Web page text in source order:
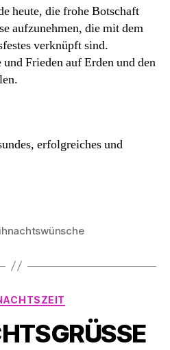
heute, die frohe Botschaft
aufzunehmen, die mit dem
verknüpft sind.
Frieden auf Erden und den
erfolgreiches und
Kategorien